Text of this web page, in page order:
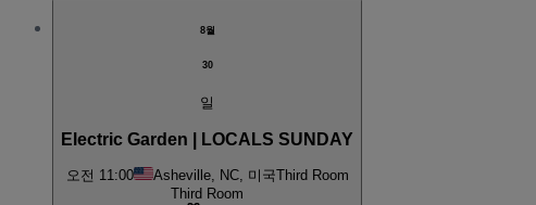
8월
30
일
Electric Garden | LOCALS SUNDAY
오전 11:00 Asheville, NC, 미국Third Room
Third Room